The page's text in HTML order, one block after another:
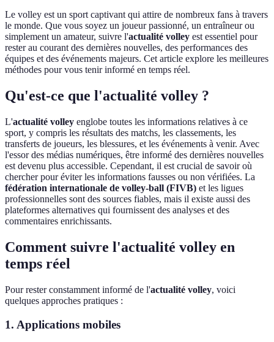
Le volley est un sport captivant qui attire de nombreux fans à travers
le monde. Que vous soyez un joueur passionné, un entraîneur ou
simplement un amateur, suivre l'actualité volley est essentiel pour
rester au courant des dernières nouvelles, des performances des
équipes et des événements majeurs. Cet article explore les meilleures
méthodes pour vous tenir informé en temps réel.
Qu'est-ce que l'actualité volley ?
L'actualité volley englobe toutes les informations relatives à ce
sport, y compris les résultats des matchs, les classements, les
transferts de joueurs, les blessures, et les événements à venir. Avec
l'essor des médias numériques, être informé des dernières nouvelles
est devenu plus accessible. Cependant, il est crucial de savoir où
chercher pour éviter les informations fausses ou non vérifiées. La
fédération internationale de volley-ball (FIVB) et les ligues
professionnelles sont des sources fiables, mais il existe aussi des
plateformes alternatives qui fournissent des analyses et des
commentaires enrichissants.
Comment suivre l'actualité volley en
temps réel
Pour rester constamment informé de l'actualité volley, voici
quelques approches pratiques :
1. Applications mobiles